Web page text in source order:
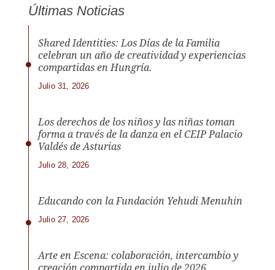
Últimas Noticias
Shared Identities: Los Días de la Familia
celebran un año de creatividad y experiencias
compartidas en Hungría.
Julio 31, 2026
Los derechos de los niños y las niñas toman
forma a través de la danza en el CEIP Palacio
Valdés de Asturias
Julio 28, 2026
Educando con la Fundación Yehudi Menuhin
Julio 27, 2026
Arte en Escena: colaboración, intercambio y